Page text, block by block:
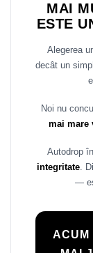
Rame adaptoare
Rame adaptoare
Rame adaptoare
Rame adaptoare
Rame
Rame
Rame
MAI
ESTE
Alegerea
decât un
Noi nu
mai mare
Autodrop
integritate.
—
ACUM